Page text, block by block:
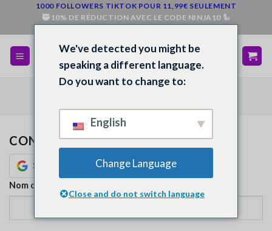
contenu
1000 FOLLOWERS TIKTOK POUR 11,99€ SEULEMENT
🥷 10% DE RÉDUCTION AVEC LE CODE NINJA10 🦾
CONNEXION
Nom d'utilisateur ou adresse électronique
We've detected you might be
speaking a different language.
Do you want to change to:
English
Change Language
Close and do not switch language